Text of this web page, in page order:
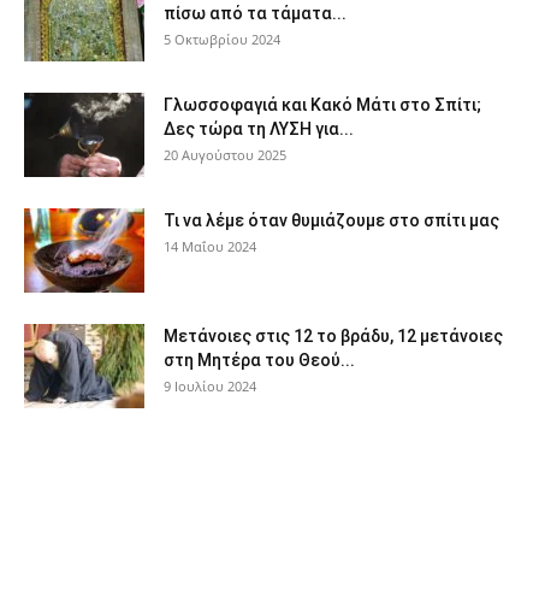
πίσω από τα τάματα...
5 Οκτωβρίου 2024
Γλωσσοφαγιά και Κακό Μάτι στο Σπίτι;
Δες τώρα τη ΛΥΣΗ για...
20 Αυγούστου 2025
Τι να λέμε όταν θυμιάζουμε στο σπίτι μας
14 Μαΐου 2024
Μετάνοιες στις 12 το βράδυ, 12 μετάνοιες
στη Μητέρα του Θεού...
9 Ιουλίου 2024